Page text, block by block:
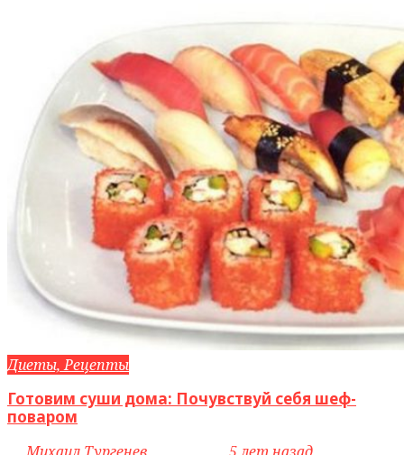
Диеты, Рецепты
Готовим суши дома: Почувствуй себя шеф-
поваром